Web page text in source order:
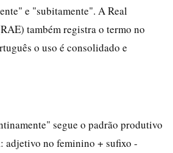
e "subitamente". A Real
também registra o termo no
o uso é consolidado e
segue o padrão produtivo
adjetivo no feminino + sufixo -